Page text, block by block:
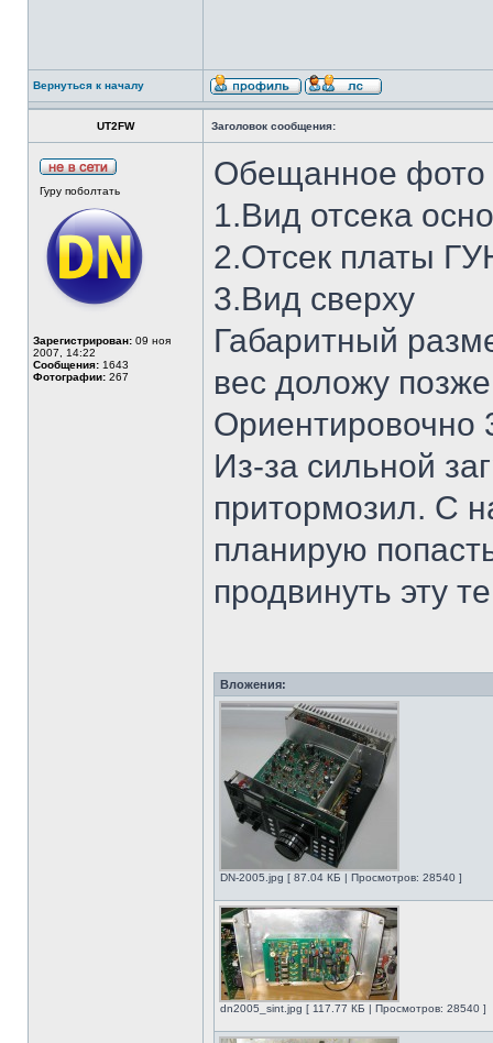
Вернуться к началу
UT2FW Заголовок сообщения:
Гуру поболтать
Зарегистрирован: 09 ноя
2007, 14:22
Сообщения: 1643
Фотографии: 267
Обещанное фото
1.Вид отсека
2.Отсек платы
3.Вид сверху
Габаритный
вес доложу
Ориентировочно
Из-за сильной
притормозил. С
планирую
продвинуть эту
Вложения:
DN-2005.jpg [ 87.04 КБ | Просмотров: 28540 ]
dn2005_sint.jpg [ 117.77 КБ | Просмотров: 28540 ]